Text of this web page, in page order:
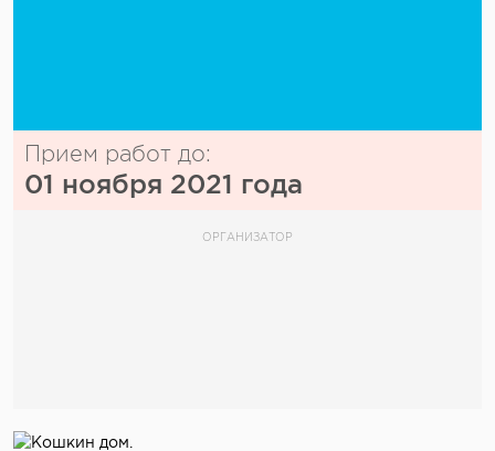
Прием работ до:
01 ноября 2021 года
ОРГАНИЗАТОР